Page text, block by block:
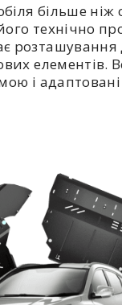
більше ніж
технічно
розташування
елементів.
і